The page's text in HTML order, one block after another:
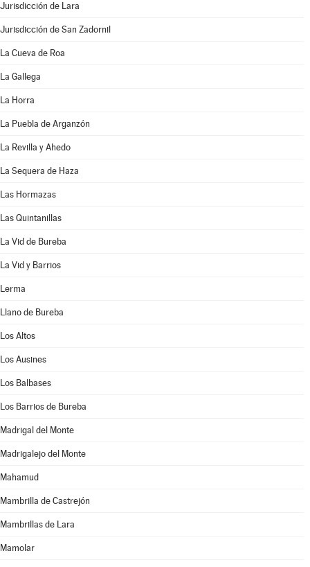
Jurisdicción de Lara
Jurisdicción de San Zadornil
La Cueva de Roa
La Gallega
La Horra
La Puebla de Arganzón
La Revilla y Ahedo
La Sequera de Haza
Las Hormazas
Las Quintanillas
La Vid de Bureba
La Vid y Barrios
Lerma
Llano de Bureba
Los Altos
Los Ausines
Los Balbases
Los Barrios de Bureba
Madrigal del Monte
Madrigalejo del Monte
Mahamud
Mambrilla de Castrejón
Mambrillas de Lara
Mamolar